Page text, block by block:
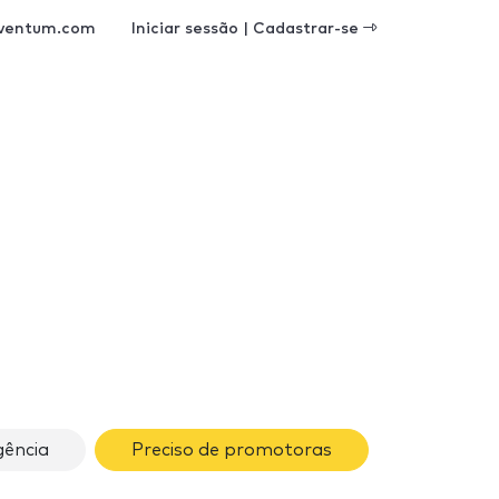
Iniciar sessão | Cadastrar-se
Preciso de promotoras